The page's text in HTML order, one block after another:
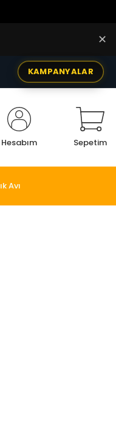
✕
KAMPANYALAR
Hesabım Sepetim
Avı